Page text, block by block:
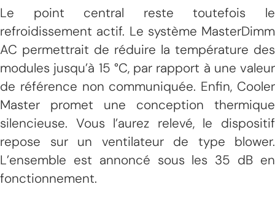
Le point central reste toutefois le
refroidissement actif. Le système MasterDimm
AC permettrait de réduire la température des
modules jusqu’à 15 °C, par rapport à une valeur
de référence non communiquée. Enfin, Cooler
Master promet une conception thermique
silencieuse. Vous l’aurez relevé, le dispositif
repose sur un ventilateur de type blower.
L’ensemble est annoncé sous les 35 dB en
fonctionnement.